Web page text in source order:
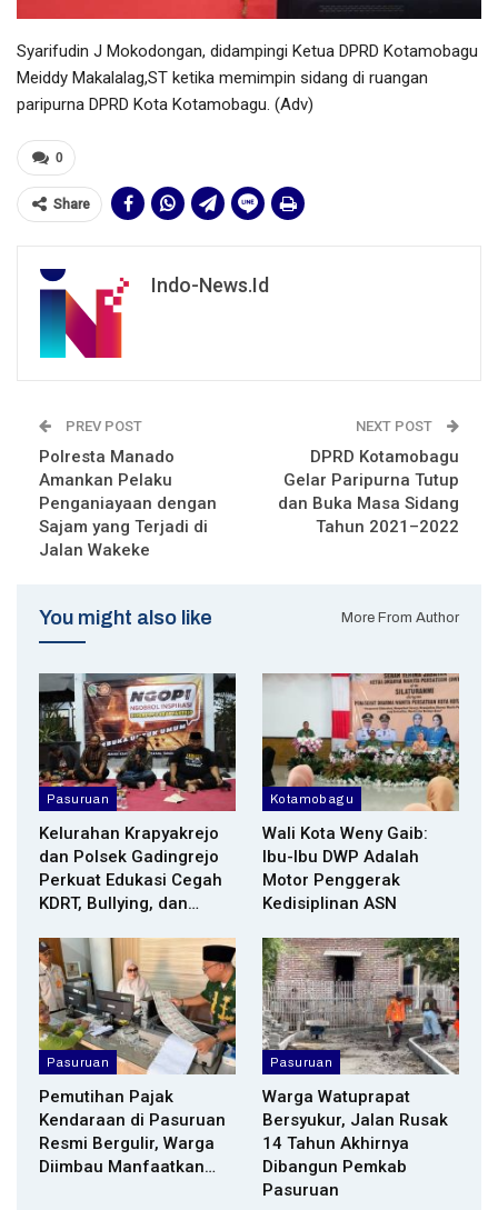
Syarifudin J Mokodongan, didampingi Ketua DPRD Kotamobagu
Meiddy Makalalag,ST ketika memimpin sidang di ruangan
paripurna DPRD Kota Kotamobagu. (Adv)
0
Share
Indo-News.id
PREV POST
Polresta Manado
Amankan Pelaku
Penganiayaan dengan
Sajam yang Terjadi di
Jalan Wakeke
NEXT POST
DPRD Kotamobagu
Gelar Paripurna Tutup
dan Buka Masa Sidang
Tahun 2021–2022
You might also like More From Author
Pasuruan
Kelurahan Krapyakrejo
dan Polsek Gadingrejo
Perkuat Edukasi Cegah
KDRT, Bullying, dan…
Kotamobagu
Wali Kota Weny Gaib:
Ibu-Ibu DWP Adalah
Motor Penggerak
Kedisiplinan ASN
Pasuruan
Pemutihan Pajak
Kendaraan di Pasuruan
Resmi Bergulir, Warga
Diimbau Manfaatkan…
Pasuruan
Warga Watuprapat
Bersyukur, Jalan Rusak
14 Tahun Akhirnya
Dibangun Pemkab
Pasuruan